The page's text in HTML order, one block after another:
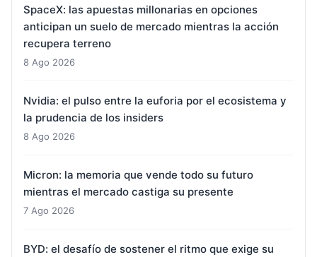
SpaceX: las apuestas millonarias en opciones
anticipan un suelo de mercado mientras la acción
recupera terreno
8 Ago 2026
Nvidia: el pulso entre la euforia por el ecosistema y
la prudencia de los insiders
8 Ago 2026
Micron: la memoria que vende todo su futuro
mientras el mercado castiga su presente
7 Ago 2026
BYD: el desafío de sostener el ritmo que exige su